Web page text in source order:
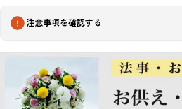
注意事項を確認する